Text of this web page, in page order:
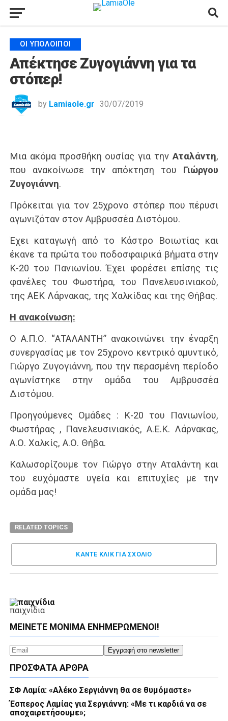
ΟΙ ΥΠΌΛΟΙΠΟΙ
Απέκτησε Ζυγογιάννη για τα
στόπερ!
by Lamiaole.gr 30/07/2019
Μια ακόμα προσθήκη ουσίας για τηνΑταλάντη,
που ανακοίνωσε την απόκτηση του Γιώργου
Ζυγογιάννη.
Πρόκειται για τον 25χρονο στόπερ που πέρυσι
αγωνιζόταν στον Αμβρυσσέα Διστόμου.
Έχει καταγωγή από το Κάστρο Βοιωτίας και
έκανε τα πρώτα του ποδοσφαιρικά βήματα στην
Κ-20 του Πανιωνίου. Έχει φορέσει επίσης τις
φανέλες του Φωστήρα, του Πανελευσινιακού,
της ΑΕΚ Λάρνακας, της Χαλκίδας και της Θήβας.
Η ανακοίνωση:
Ο Α.Π.Ο. “ΑΤΑΛΑΝΤΗ” ανακοινώνει την έναρξη
συνεργασίας με τον 25χρονο κεντρικό αμυντικό,
Γιώργο Ζυγογιάννη, που την περασμένη περίοδο
αγωνίστηκε στην ομάδα του Αμβρυσσέα
Διστόμου.
Προηγούμενες Ομάδες : Κ-20 του Πανιωνίου,
Φωστήρας , Πανελευσινιακός, Α.Ε.Κ. Λάρνακας,
Α.Ο. Χαλκίς, Α.Ο. Θήβα.
Καλωσορίζουμε τον Γιώργο στην Αταλάντη και
του ευχόμαστε υγεία και επιτυχίες με την
ομάδα μας!
RELATED TOPICS
ΚΑΝΤΕ ΚΛΊΚ ΓΙΑ ΣΧΌΛΙΟ
παιχνίδια
ΜΕΊΝΕΤΕ ΜΌΝΙΜΑ ΕΝΗΜΕΡΏΜΕΝΟΙ!
ΠΡΌΣΦΑΤΑ ΆΡΘΡΑ
ΣΦ Λαμία: «Αλέκο Σεργιάννη θα σε θυμόμαστε»
Έσπερος Λαμίας για Σεργιάννη: «Με τι καρδιά να σε
αποχαιρετήσουμε»;